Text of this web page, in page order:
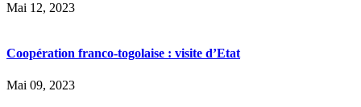
Mai 12, 2023
Coopération franco-togolaise : visite d’Etat
Mai 09, 2023